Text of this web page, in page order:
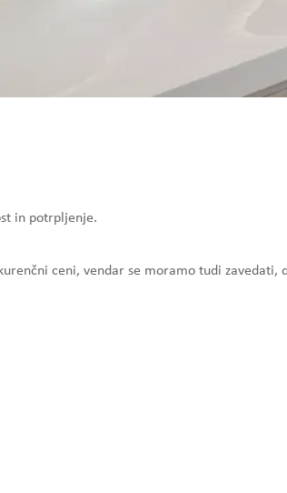
in potrpljenje.
ceni, vendar se moramo tudi zavedati,